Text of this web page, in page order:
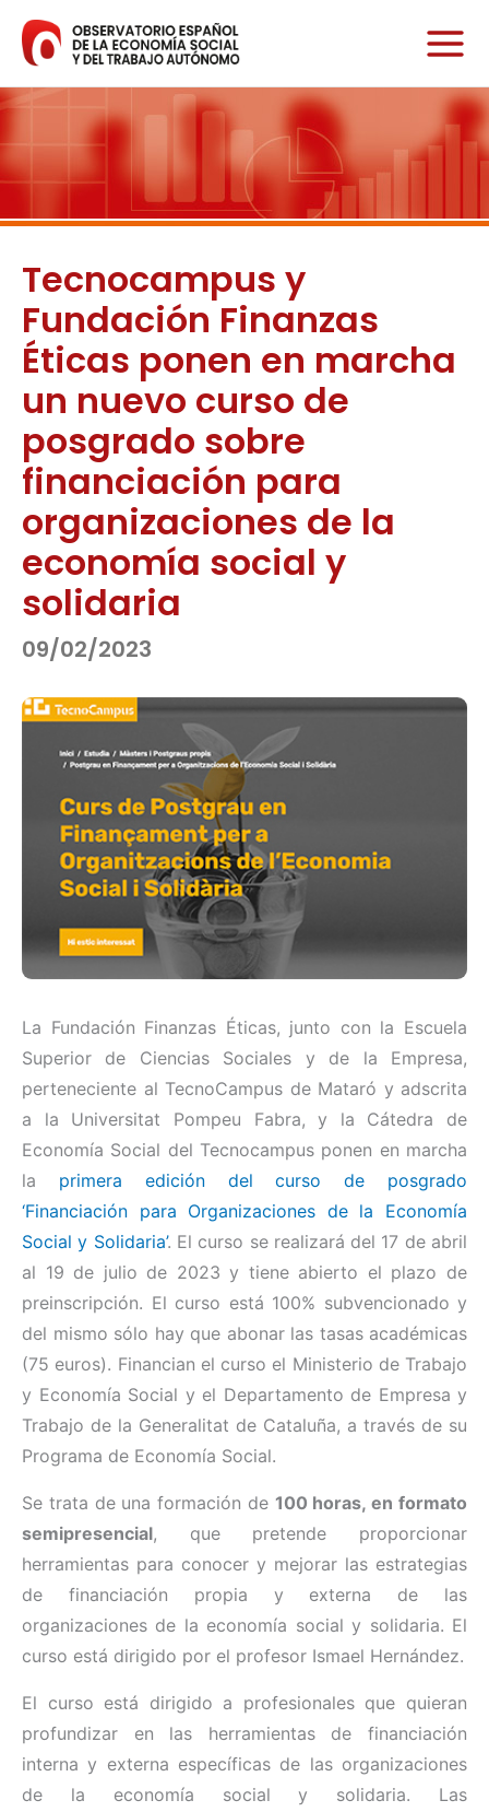
contenido
Tecnocampus y
Fundación Finanzas
Éticas ponen en marcha
un nuevo curso de
posgrado sobre
financiación para
organizaciones de la
economía social y
solidaria
09/02/2023
La Fundación Finanzas Éticas, junto con la Escuela
Superior de Ciencias Sociales y de la Empresa,
perteneciente al TecnoCampus de Mataró y adscrita
a la Universitat Pompeu Fabra, y la Cátedra de
Economía Social del Tecnocampus ponen en marcha
la primera edición del curso de posgrado
‘Financiación para Organizaciones de la Economía
Social y Solidaria’. El curso se realizará del 17 de abril
al 19 de julio de 2023 y tiene abierto el plazo de
preinscripción. El curso está 100% subvencionado y
del mismo sólo hay que abonar las tasas académicas
(75 euros). Financian el curso el Ministerio de Trabajo
y Economía Social y el Departamento de Empresa y
Trabajo de la Generalitat de Cataluña, a través de su
Programa de Economía Social.
Se trata de una formación de 100 horas, en formato
semipresencial, que pretende proporcionar
herramientas para conocer y mejorar las estrategias
de financiación propia y externa de las
organizaciones de la economía social y solidaria. El
curso está dirigido por el profesor Ismael Hernández.
El curso está dirigido a profesionales que quieran
profundizar en las herramientas de financiación
interna y externa específicas de las organizaciones
de la economía social y solidaria. Las